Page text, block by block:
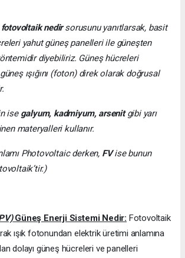
fotovoltaik nedirsorusunu yanıtlarsak, basit
yahut güneş panelleri ile güneşten
diyebiliriz. Güneş hücreleri
ışığını (foton) direk olarak doğrusal
ise galyum, kadmiyum, arsenitgibi yarı
materyalleri kullanır.
Photovoltaic derken, FVise bunun
Güneş Enerji Sistemi Nedir: Fotovoltaik
ışık fotonundan elektrik üretimi anlamına
dolayı güneş hücreleri ve panelleri